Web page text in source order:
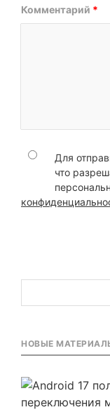
Комментарий *
Для
что
НОВЫЕ